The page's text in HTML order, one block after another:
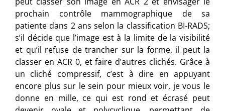
prochain contrôle mammographique de sa
patiente dans 2 ans selon la classification BI-RADS;
s’il décide que l’image est à la limite de la visibilité
et qu’il refuse de trancher sur la forme, il peut la
classer en ACR 0, et faire d’autres clichés. Grâce à
un cliché compressif, c’est à dire en appuyant
encore plus sur le sein pour mieux voir, je vous le
donne en mille, ce qui est rond et écrasé peut